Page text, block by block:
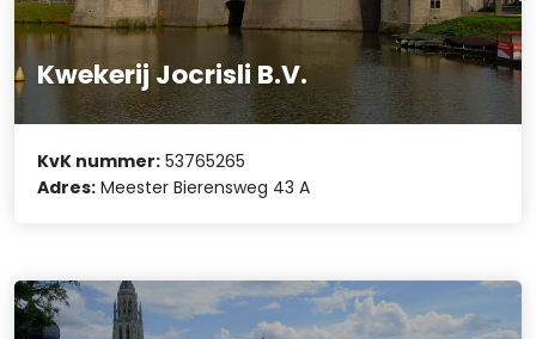
Kwekerij Jocrisli B.V.
KvK nummer: 53765265
Adres: Meester Bierensweg 43 A